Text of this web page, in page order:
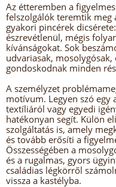
Az étteremben a
felszolgálók teremtik meg
gyakori pincérek
észrevétlenül, mégis
kívánságokat. Sok
udvariasak, mosolygósak,
gondoskodnak minden
A személyzet
motívum. Legyen szó
textíliáról vagy egyedi
hatékonyan segít. Külön
szolgáltatás is, amely
és tovább erősíti a
Összességében a
és a rugalmas, gyors
családias légkörről
vissza a kastélyba.